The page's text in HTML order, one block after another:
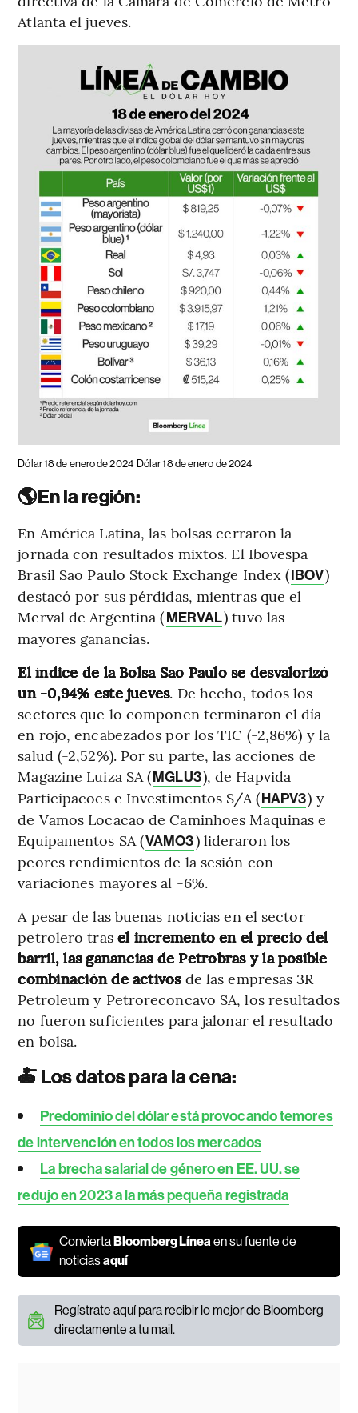
Atlanta el jueves.
Dólar 18 de enero de 2024 Dólar 18 de enero de 2024
🌎En la región:
En América Latina, las bolsas cerraron la
jornada con resultados mixtos. El Ibovespa
Brasil Sao Paulo Stock Exchange Index (IBOV)
destacó por sus pérdidas, mientras que el
Merval de Argentina (MERVAL) tuvo las
mayores ganancias.
El índice de la Bolsa Sao Paulo se desvalorizó
un -0,94% este jueves. De hecho, todos los
sectores que lo componen terminaron el día
en rojo, encabezados por los TIC (-2,86%) y la
salud (-2,52%). Por su parte, las acciones de
Magazine Luiza SA (MGLU3), de Hapvida
Participacoes e Investimentos S/A (HAPV3) y
de Vamos Locacao de Caminhoes Maquinas e
Equipamentos SA (VAMO3) lideraron los
peores rendimientos de la sesión con
variaciones mayores al -6%.
A pesar de las buenas noticias en el sector
petrolero tras el incremento en el precio del
barril, las ganancias de Petrobras y la posible
combinación de activosde las empresas 3R
Petroleum y Petroreconcavo SA, los resultados
no fueron suficientes para jalonar el resultado
en bolsa.
🍝 Los datos para la cena:
Predominio del dólar está provocando temores
de intervención en todos los mercados
La brecha salarial de género en EE. UU. se
redujo en 2023 a la más pequeña registrada
Convierta Bloomberg Líneaen su fuente de
noticiasaquí
Regístrate aquí para recibir lo mejor de Bloomberg
directamente a tu mail.